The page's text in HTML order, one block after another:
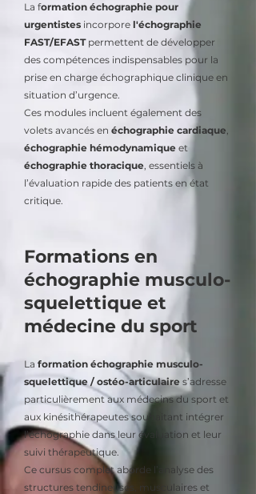
La formation échographie pour
urgentistes incorpore l'échographie
FAST/EFASTpermettent de développer
des compétences indispensables pour la
prise en charge échographique clinique en
situation d’urgence.
Ces modules incluent également des
volets avancés en échographie cardiaque,
échographie hémodynamique et
échographie thoracique, essentiels à
l’évaluation rapide des patients en état
critique.
Formations en
échographie musculo-
squelettique et
médecine du sport
La formation échographie musculo-
squelettique / ostéo-articulaire s’adresse
particulièrement aux médecins du sport et
aux kinésithérapeutes souhaitant intégrer
l’échographie dans leur évaluation et leur
suivi thérapeutique.
Ce cursus complet aborde l’analyse des
structures tendineuses, musculaires et